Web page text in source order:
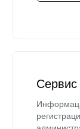
Сервис